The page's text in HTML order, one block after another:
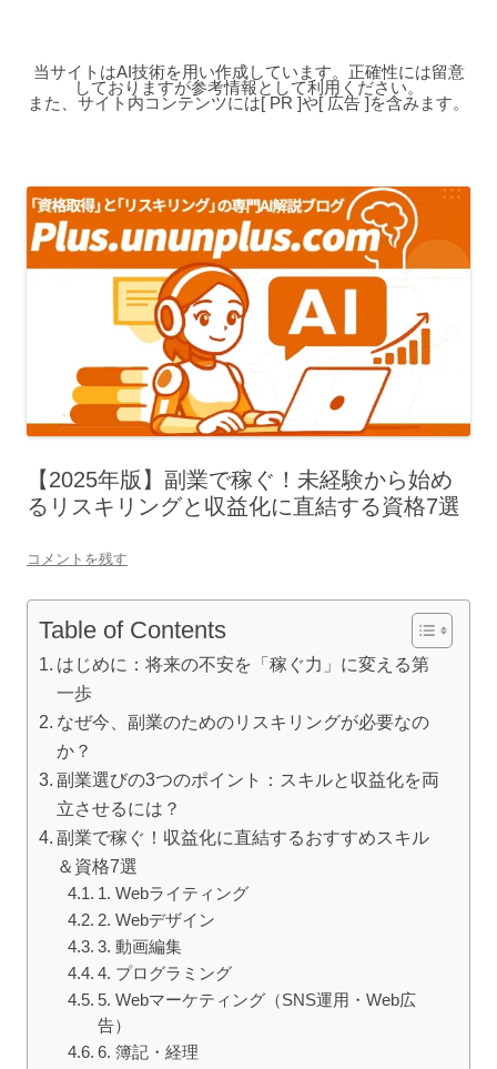
当サイトはAI技術を用い作成しています。正確性には留意
しておりますが参考情報として利用ください。
また、サイト内コンテンツには[ PR ]や[ 広告 ]を含みます。
【2025年版】副業で稼ぐ！未経験から始め
るリスキリングと収益化に直結する資格7選
コメントを残す
Table of Contents
はじめに：将来の不安を「稼ぐ力」に変える第
一歩
なぜ今、副業のためのリスキリングが必要なの
か？
副業選びの3つのポイント：スキルと収益化を両
立させるには？
副業で稼ぐ！収益化に直結するおすすめスキル
＆資格7選
1. Webライティング
2. Webデザイン
3. 動画編集
4. プログラミング
5. Webマーケティング（SNS運用・Web広
告）
6. 簿記・経理